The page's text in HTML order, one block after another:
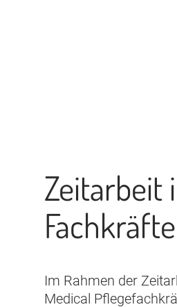
Zeitarbeit
Im Rahmen der
Medical